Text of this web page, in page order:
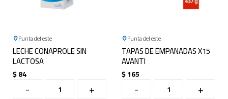
Punta del este
LECHE CONAPROLE SIN
LACTOSA
$84
- +
Punta del este
TAPAS DE EMPANADAS X15
AVANTI
$165
- +